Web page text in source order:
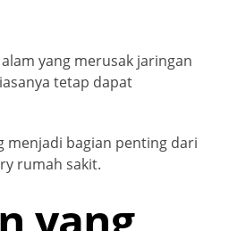
yang merusak jaringan
tetap dapat
menjadi bagian penting dari
rumah sakit.